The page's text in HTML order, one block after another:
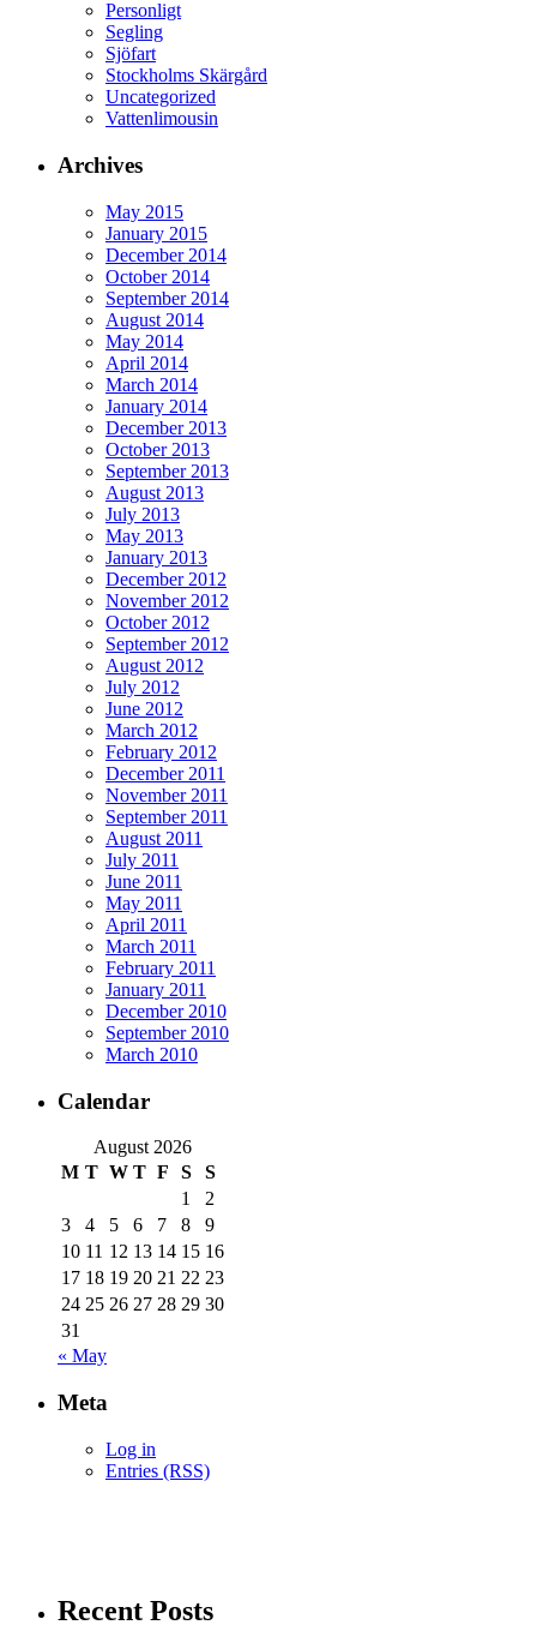
Personligt
Segling
Sjöfart
Stockholms Skärgård
Uncategorized
Vattenlimousin
Archives
May 2015
January 2015
December 2014
October 2014
September 2014
August 2014
May 2014
April 2014
March 2014
January 2014
December 2013
October 2013
September 2013
August 2013
July 2013
May 2013
January 2013
December 2012
November 2012
October 2012
September 2012
August 2012
July 2012
June 2012
March 2012
February 2012
December 2011
November 2011
September 2011
August 2011
July 2011
June 2011
May 2011
April 2011
March 2011
February 2011
January 2011
December 2010
September 2010
March 2010
Calendar
August 2026
M T W T F S
S
1
2
3
4 5 6 7 8
9
10 11 12 13 14 15 16
17 18 19 20 21 22 23
24 25 26 27 28 29 30
31
« May
Meta
Log in
Entries (RSS)
Recent Posts